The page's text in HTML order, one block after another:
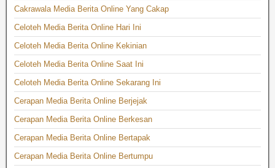
Cakrawala Media Berita Online Yang Cakap
Celoteh Media Berita Online Hari Ini
Celoteh Media Berita Online Kekinian
Celoteh Media Berita Online Saat Ini
Celoteh Media Berita Online Sekarang Ini
Cerapan Media Berita Online Berjejak
Cerapan Media Berita Online Berkesan
Cerapan Media Berita Online Bertapak
Cerapan Media Berita Online Bertumpu